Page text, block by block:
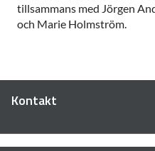
tillsammans med Jörgen
och Marie Holmström.
Kontakt